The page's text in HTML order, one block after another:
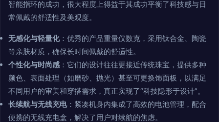
智能指环的成功，很大程度上得益于其成功平衡了科技感与日
常佩戴的舒适性及美观度。
无感化与轻量化：优秀的产品重量仅数克，采用钛合金、陶瓷
等亲肤材质，确保长时间佩戴的舒适性。
个性化与时尚感 ：它们的设计往往更接近传统珠宝，提供多种
颜色、表面处理（如磨砂、抛光）甚至可更换饰面板，以满足
不同用户的审美和穿搭需求，真正实现了“科技隐形于设计”。
长续航与无线充电：紧凑机身内集成了高效的电池管理，配合
便携的无线充电盒，解决了用户对续航的焦虑。